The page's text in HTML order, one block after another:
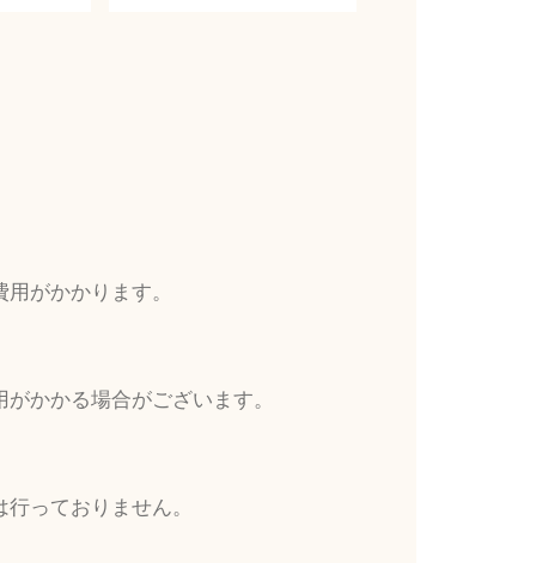
がかかります。
かかる場合がございます。
っておりません。